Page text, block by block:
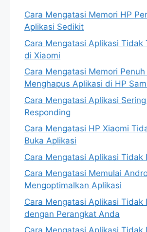
Cara Mengatasi Memori HP
Aplikasi Sedikit
Cara Mengatasi Aplikasi Tidak
di Xiaomi
Cara Mengatasi Memori
Menghapus Aplikasi di HP
Cara Mengatasi Aplikasi
Responding
Cara Mengatasi HP Xiaomi
Buka Aplikasi
Cara Mengatasi Aplikasi Tidak
Cara Mengatasi Memulai
Mengoptimalkan Aplikasi
Cara Mengatasi Aplikasi Tidak
dengan Perangkat Anda